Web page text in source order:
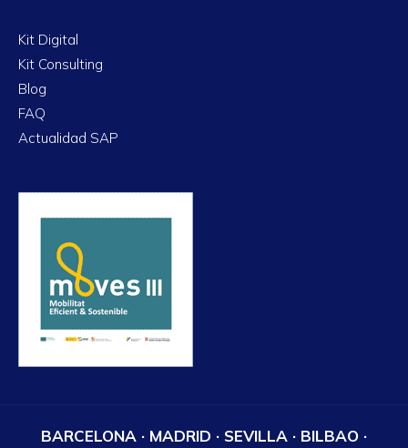
Kit Digital
Kit Consulting
Blog
FAQ
Actualidad SAP
BARCELONA · MADRID · SEVILLA · BILBAO ·